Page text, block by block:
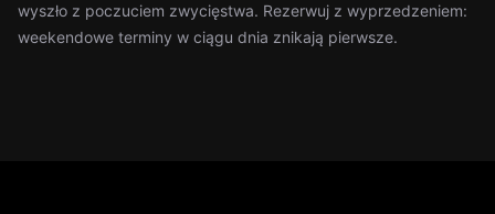
wyszło z poczuciem zwycięstwa. Rezerwuj z wyprzedzeniem:
weekendowe terminy w ciągu dnia znikają pierwsze.